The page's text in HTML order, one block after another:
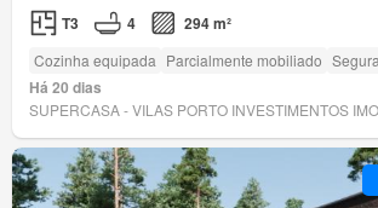
T3 4 294 m²
Cozinha equipada Parcialmente mobiliado
Há 20 dias
SUPERCASA - VILAS PORTO INVESTIMENTOS